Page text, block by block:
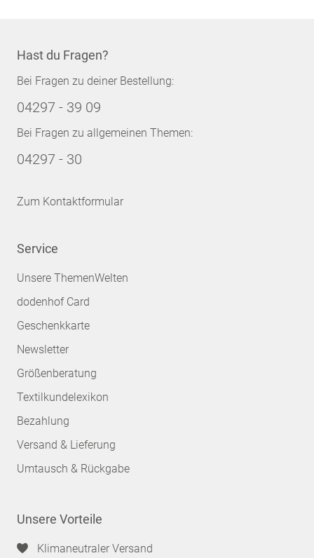
Hast du Fragen?
Bei Fragen zu deiner Bestellung:
04297 - 39 09
Bei Fragen zu allgemeinen Themen:
04297 - 30
Zum Kontaktformular
Service
Unsere ThemenWelten
dodenhof Card
Geschenkkarte
Newsletter
Größenberatung
Textilkundelexikon
Bezahlung
Versand & Lieferung
Umtausch & Rückgabe
Unsere Vorteile
Klimaneutraler Versand